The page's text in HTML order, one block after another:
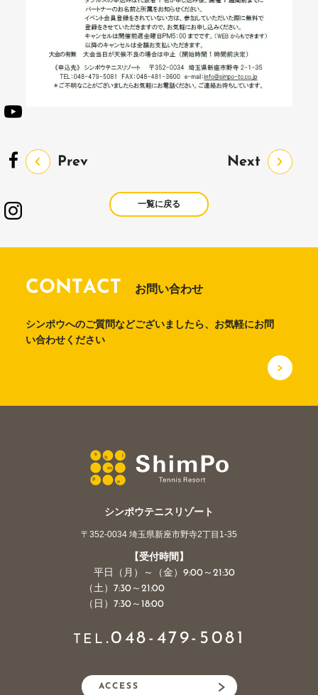
Prev Next
一覧に戻る
CONTACT お問い合わせ
シンポウへのご質問などございましたら、お気軽にお問
い合わせください
シンポウテニスリゾート
〒352-0034 埼玉県新座市野寺2丁目1-35
【受付時間】
平日（月）～（金）9:00～21:30
（土）7:30～21:00
（日）7:30～18:00
TEL .048-479-5081
ACCESS